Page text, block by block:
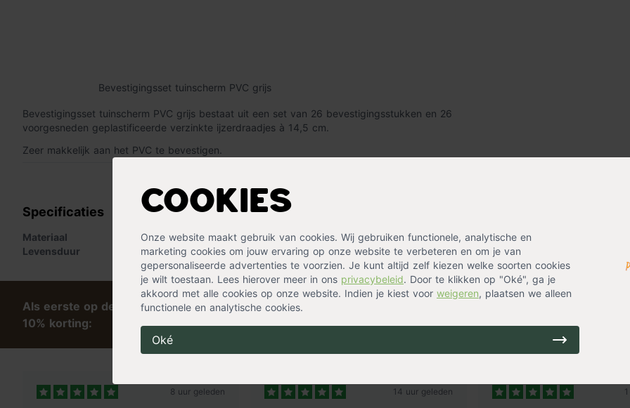
Cookies
Onze website maakt gebruik van cookies. Wij gebruiken functionele, analytische en
marketing cookies om jouw ervaring op onze website te verbeteren en om je van
gepersonaliseerde advertenties te voorzien. Je kunt altijd zelf kiezen welke soorten cookies
je wilt toestaan. Lees hierover meer in ons privacybeleid. Door te klikken op "Oké", ga je
akkoord met alle cookies op onze website. Indien je kiest voor weigeren, plaatsen we alleen
functionele en analytische cookies.
Oké
Bevestigingsset tuinscherm PVC grijs
Bevestigingsset tuinscherm PVC grijs bestaat uit een set van 26 bevestigingsstukken en 26
voorgesneden geplastificeerde verzinkte ijzerdraadjes à 14,5 cm.
Zeer makkelijk aan het PVC te bevestigen.
Specificaties
Materiaal Ijzer,PVC
Levensduur
4 - 7 jaar
Als eerste op de hoogte van tips en exclusieve korting? Laat je emailadres achter en ontvang eenmalig
10% korting:
8 uur geleden 14 uur geleden